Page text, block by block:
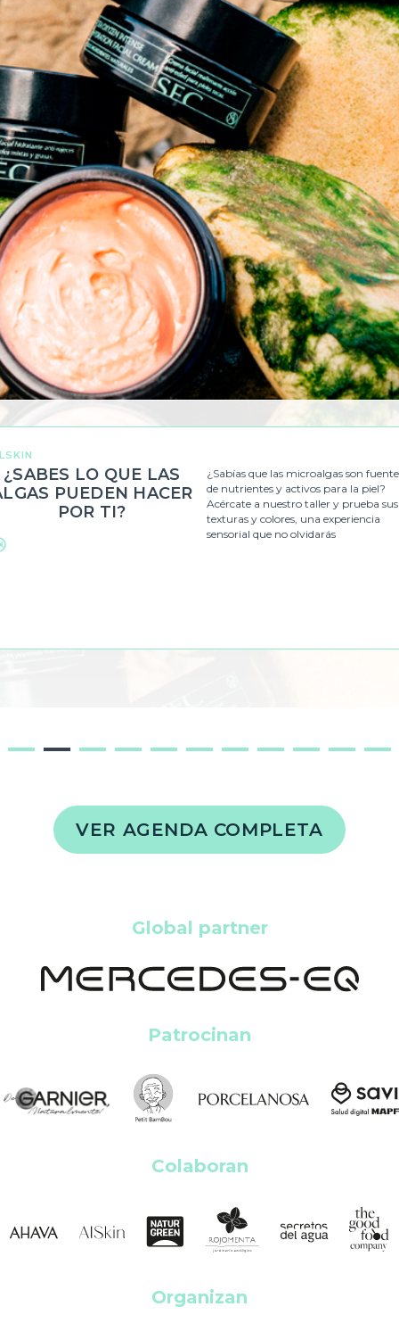
¿SABES LO QUE LAS
PUEDEN HACER
POR TI?
Web
¿Sabías que las microalgas son fuente
de nutrientes y activos para la piel?
Acércate a nuestro taller y prueba sus
texturas y colores, una experiencia
sensorial que no olvidarás
1 2 3 4 5 6 7 8 9 10 11
VER AGENDA COMPLETA
Global partner
Patrocinan
Colaboran
Organizan